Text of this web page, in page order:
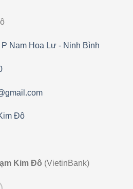
Nam Hoa Lư - Ninh Bình
Đô
Kim Đô (VietinBank)